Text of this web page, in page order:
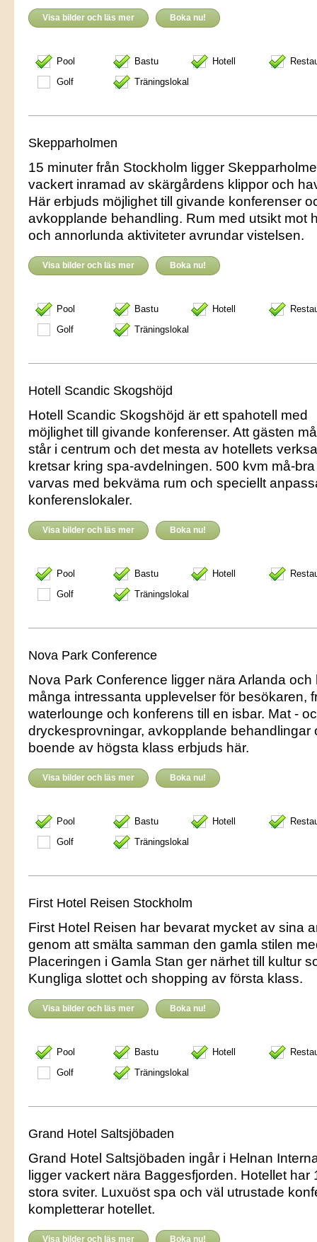
Visa bilder och läs mer Boka nu!
Pool Bastu Hotell
Golf
Träningslokal
Skepparholmen
15 minuter från Stockholm ligger
vackert inramad av skärgårdens klippor och
Här erbjuds möjlighet till givande konferenser
avkopplande behandling. Rum med utsikt mot
och annorlunda aktiviteter avrundar vistelsen.
Visa bilder och läs mer Boka nu!
Pool Bastu Hotell
Golf
Träningslokal
Hotell Scandic Skogshöjd
Hotell Scandic Skogshöjd är ett spahotell med
möjlighet till givande konferenser. Att gästen
står i centrum och det mesta av hotellets
kretsar kring spa-avdelningen. 500 kvm må-bra
varvas med bekväma rum och speciellt
konferenslokaler.
Visa bilder och läs mer Boka nu!
Pool Bastu Hotell
Golf
Träningslokal
Nova Park Conference
Nova Park Conference ligger nära Arlanda och
många intressanta upplevelser för besökaren,
waterlounge och konferens till en isbar. Mat -
dryckesprovningar, avkopplande behandlingar
boende av högsta klass erbjuds här.
Visa bilder och läs mer Boka nu!
Pool Bastu Hotell
Golf
Träningslokal
First Hotel Reisen Stockholm
First Hotel Reisen har bevarat mycket av sina
genom att smälta samman den gamla stilen
Placeringen i Gamla Stan ger närhet till kultur
Kungliga slottet och shopping av första klass.
Visa bilder och läs mer Boka nu!
Pool Bastu Hotell
Golf
Träningslokal
Grand Hotel Saltsjöbaden
Grand Hotel Saltsjöbaden ingår i Helnan
ligger vackert nära Baggesfjorden. Hotellet har
stora sviter. Luxuöst spa och väl utrustade
kompletterar hotellet.
Visa bilder och läs mer Boka nu!